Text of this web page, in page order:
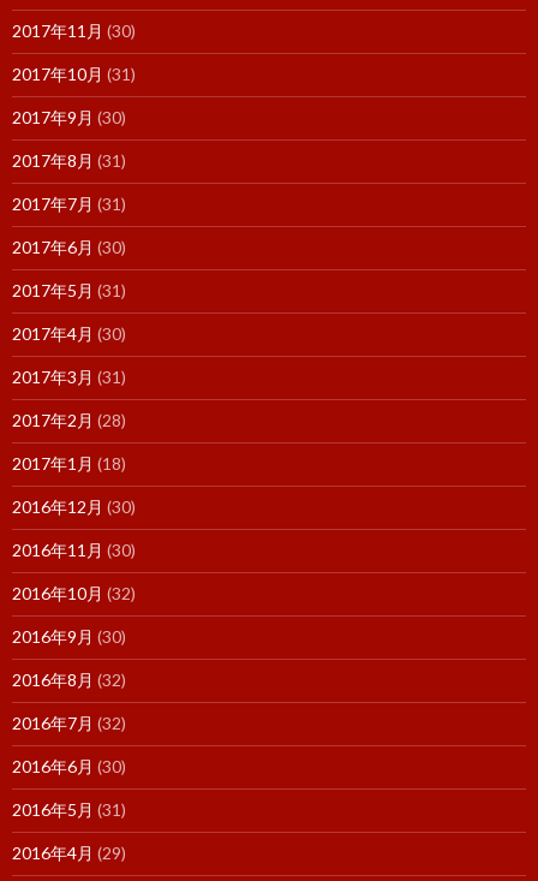
2017年11月 (30)
2017年10月 (31)
2017年9月 (30)
2017年8月 (31)
2017年7月 (31)
2017年6月 (30)
2017年5月 (31)
2017年4月 (30)
2017年3月 (31)
2017年2月 (28)
2017年1月 (18)
2016年12月 (30)
2016年11月 (30)
2016年10月 (32)
2016年9月 (30)
2016年8月 (32)
2016年7月 (32)
2016年6月 (30)
2016年5月 (31)
2016年4月 (29)